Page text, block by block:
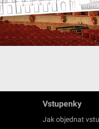
Vstupenky
Jak objednat